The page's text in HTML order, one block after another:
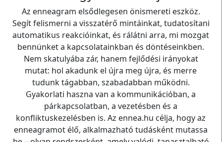
Az enneagram elsődlegesen önismereti eszköz.
Segít felismerni a visszatérő mintáinkat, tudatosítani
automatikus reakcióinkat, és rálátni arra, mi mozgat
bennünket a kapcsolatainkban és döntéseinkben.
Nem skatulyába zár, hanem fejlődési irányokat
mutat: hol akadunk el újra meg újra, és merre
tudunk tágabban, szabadabban működni.
Gyakorlati haszna van a kommunikációban, a
párkapcsolatban, a vezetésben és a
konfliktuskezelésben is. Az ennea.hu célja, hogy az
enneagramot élő, alkalmazható tudásként mutassa